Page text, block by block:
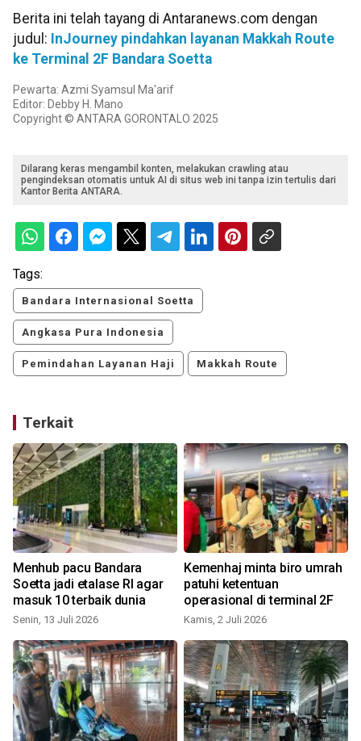
Berita ini telah tayang di Antaranews.com dengan
judul: InJourney pindahkan layanan Makkah Route
ke Terminal 2F Bandara Soetta
Pewarta: Azmi Syamsul Ma'arif
Editor: Debby H. Mano
Copyright © ANTARA GORONTALO 2025
Dilarang keras mengambil konten, melakukan crawling atau
pengindeksan otomatis untuk AI di situs web ini tanpa izin tertulis dari
Kantor Berita ANTARA.
Tags:
Bandara Internasional Soetta
Angkasa Pura Indonesia
Pemindahan Layanan Haji Makkah Route
Terkait
Menhub pacu Bandara
Soetta jadi etalase RI agar
masuk 10 terbaik dunia
Senin, 13 Juli 2026
Kemenhaj minta biro umrah
patuhi ketentuan
operasional di terminal 2F
Kamis, 2 Juli 2026